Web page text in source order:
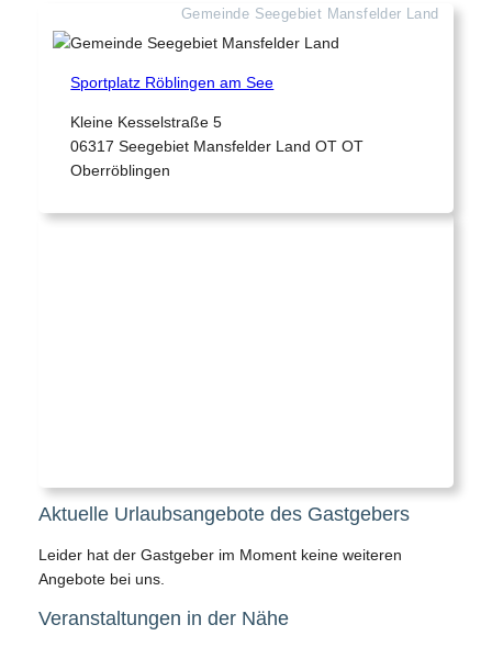
Gemeinde Seegebiet Mansfelder Land
Sportplatz Röblingen am See
Kleine Kesselstraße 5
06317 Seegebiet Mansfelder Land OT OT
Oberröblingen
Aktuelle Urlaubsangebote des Gastgebers
Leider hat der Gastgeber im Moment keine weiteren
Angebote bei uns.
Veranstaltungen in der Nähe